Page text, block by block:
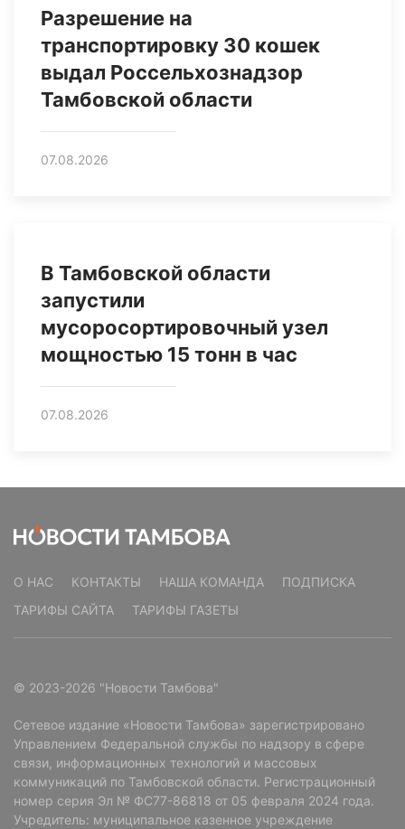
Разрешение на
транспортировку 30 кошек
выдал Россельхознадзор
Тамбовской области
07.08.2026
В Тамбовской области
запустили
мусоросортировочный узел
мощностью 15 тонн в час
07.08.2026
О НАС КОНТАКТЫ НАША КОМАНДА
ПОДПИСКА
ТАРИФЫ САЙТА
ТАРИФЫ ГАЗЕТЫ
© 2023-2026 "Новости Тамбова"
Сетевое издание «Новости Тамбова» зарегистрировано
Управлением Федеральной службы по надзору в сфере
связи, информационных технологий и массовых
коммуникаций по Тамбовской области. Регистрационный
номер серия Эл № ФС77-86818 от 05 февраля 2024 года.
Учредитель: муниципальное казенное учреждение